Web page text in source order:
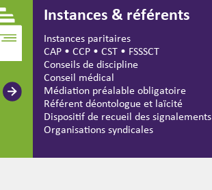
Instances & référents
Instances paritaires
CAP • CCP • CST • FSSSCT
Conseils de discipline
Conseil médical
Médiation préalable obligatoire
Référent déontologue et laïcité
Dispositif de recueil des signalements
Organisations syndicales